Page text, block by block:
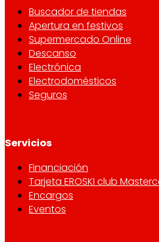
Buscador de tiendas
Apertura en festivos
Supermercado Online
Descanso
Electrónica
Electrodomésticos
Seguros
Servicios
Financiación
Tarjeta EROSKI club
Encargos
Eventos